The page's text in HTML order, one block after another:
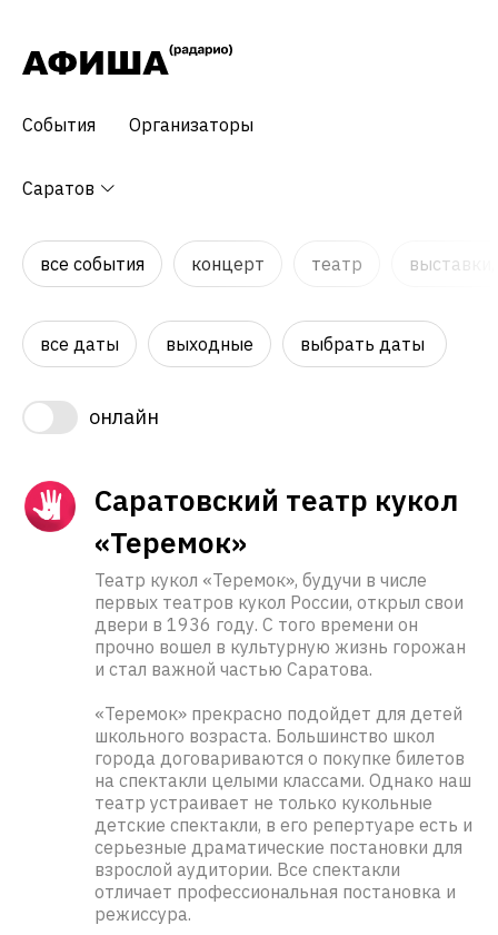
События Организаторы
Саратов
все события концерт театр
все даты выходные выбрать даты
онлайн
Саратовский театр кукол
«Теремок»
Театр кукол «Теремок», будучи в числе
первых театров кукол России, открыл свои
двери в 1936 году. С того времени он
прочно вошел в культурную жизнь горожан
и стал важной частью Саратова.
«Теремок» прекрасно подойдет для детей
школьного возраста. Большинство школ
города договариваются о покупке билетов
на спектакли целыми классами. Однако наш
театр устраивает не только кукольные
детские спектакли, в его репертуаре есть и
серьезные драматические постановки для
взрослой аудитории. Все спектакли
отличает профессиональная постановка и
режиссура.